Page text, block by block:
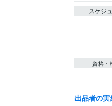
スケジ
資格・
出品者の